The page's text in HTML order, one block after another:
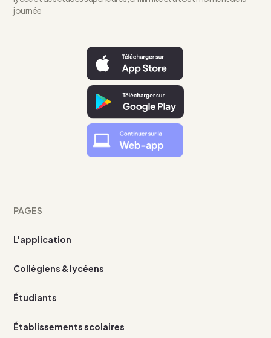
journée
PAGES
L'application
Collégiens & lycéens
Étudiants
Établissements scolaires